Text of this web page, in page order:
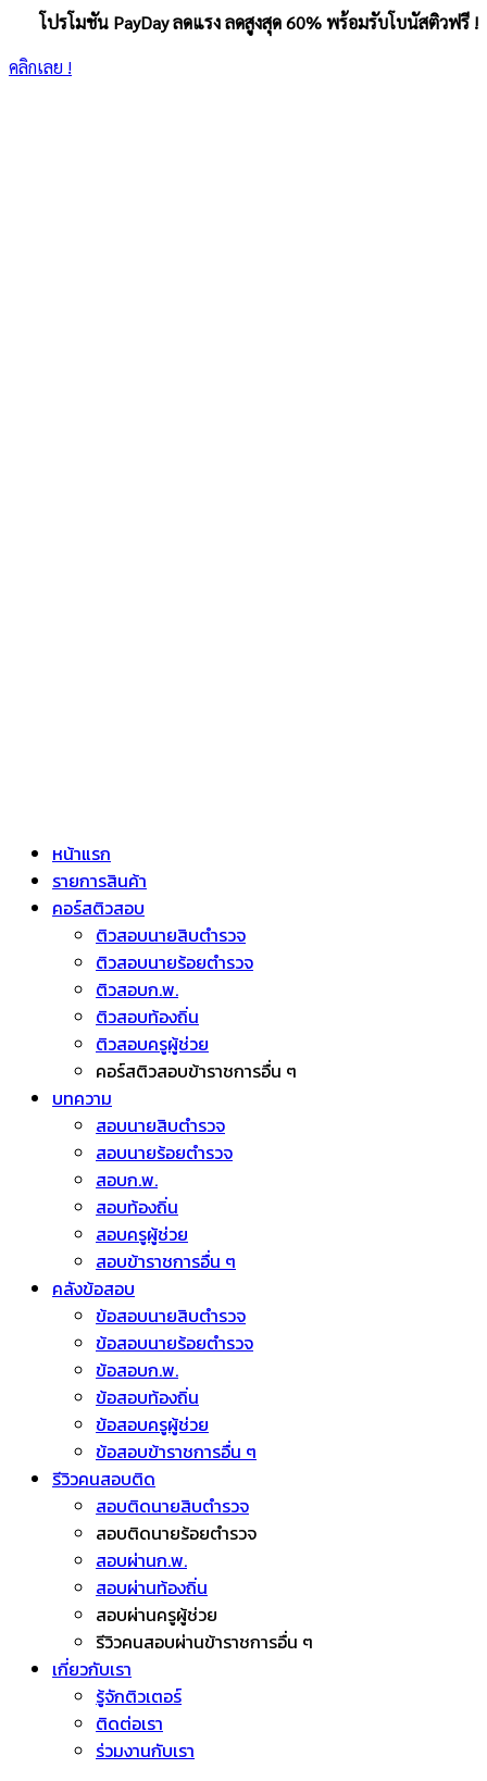
โปรโมชัน PayDay ลดแรง ลดสูงสุด 60% พร้อมรับโบนัสติวฟรี !
คลิกเลย !
หน้าแรก
รายการสินค้า
คอร์สติวสอบ
ติวสอบนายสิบตำรวจ
ติวสอบนายร้อยตำรวจ
ติวสอบก.พ.
ติวสอบท้องถิ่น
ติวสอบครูผู้ช่วย
คอร์สติวสอบข้าราชการอื่น ๆ
บทความ
สอบนายสิบตำรวจ
สอบนายร้อยตำรวจ
สอบก.พ.
สอบท้องถิ่น
สอบครูผู้ช่วย
สอบข้าราชการอื่น ๆ
คลังข้อสอบ
ข้อสอบนายสิบตำรวจ
ข้อสอบนายร้อยตำรวจ
ข้อสอบก.พ.
ข้อสอบท้องถิ่น
ข้อสอบครูผู้ช่วย
ข้อสอบข้าราชการอื่น ๆ
รีวิวคนสอบติด
สอบติดนายสิบตำรวจ
สอบติดนายร้อยตำรวจ
สอบผ่านก.พ.
สอบผ่านท้องถิ่น
สอบผ่านครูผู้ช่วย
รีวิวคนสอบผ่านข้าราชการอื่น ๆ
เกี่ยวกับเรา
รู้จักติวเตอร์
ติดต่อเรา
ร่วมงานกับเรา